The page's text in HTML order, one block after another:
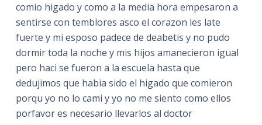
comio higado y como a la media hora empesaron a
sentirse con temblores asco el corazon les late
fuerte y mi esposo padece de deabetis y no pudo
dormir toda la noche y mis hijos amanecieron igual
pero haci se fueron a la escuela hasta que
dedujimos que habia sido el higado que comieron
porqu yo no lo cami y yo no me siento como ellos
porfavor es necesario llevarlos al doctor